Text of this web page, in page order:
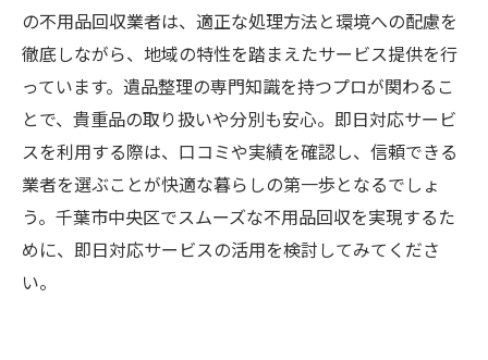
の不用品回収業者は、適正な処理方法と環境への配慮を
徹底しながら、地域の特性を踏まえたサービス提供を行
っています。遺品整理の専門知識を持つプロが関わるこ
とで、貴重品の取り扱いや分別も安心。即日対応サービ
スを利用する際は、口コミや実績を確認し、信頼できる
業者を選ぶことが快適な暮らしの第一歩となるでしょ
う。千葉市中央区でスムーズな不用品回収を実現するた
めに、即日対応サービスの活用を検討してみてくださ
い。